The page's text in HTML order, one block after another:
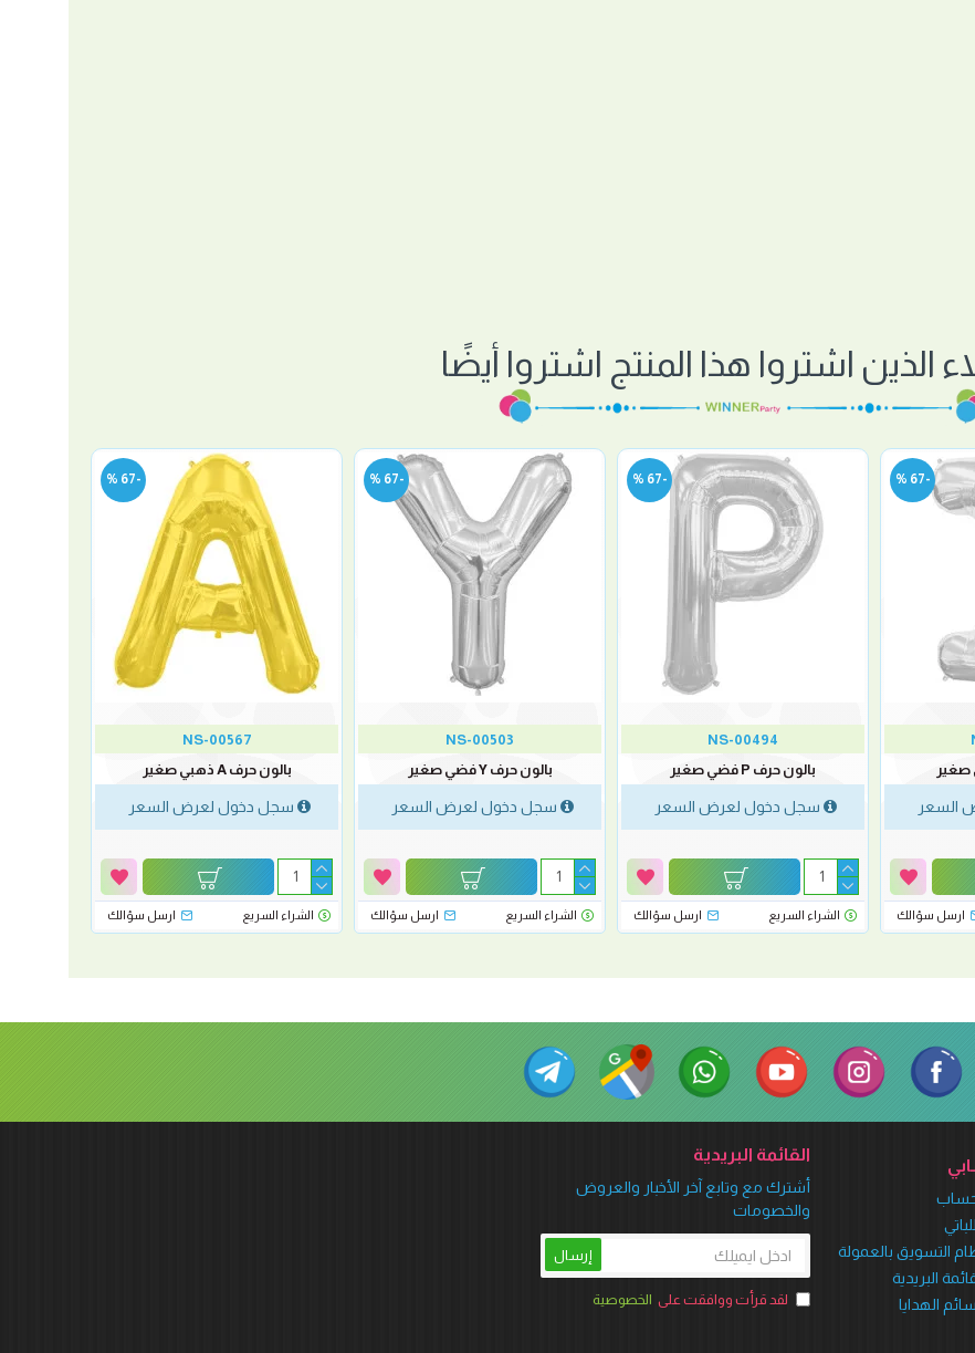
الذين اشتروا هذا المنتج اشتروا أيضًا
-67 %
السعر
ارسل سؤالك
-67 %
NS-00494
بالون حرف P فضي صغير
سجل دخول لعرض السعر
الشراء السريع ارسل سؤالك
-67 %
NS-00503
بالون حرف Y فضي صغير
سجل دخول لعرض السعر
الشراء السريع ارسل سؤالك
-67 %
NS-00567
بالون حرف A ذهبي صغير
سجل دخول لعرض السعر
الشراء السريع ارسل سؤالك
التسويق بالعمولة
البريدية
الهدايا
القائمة البريدية
أشترك مع وتابع آخر الأخبار والعروض
والخصومات
إرسال
لقد قرأت ووافقت على الخصوصية